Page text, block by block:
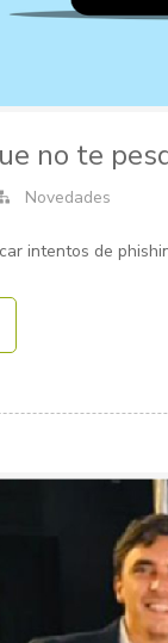
no te
Novedades
intentos de